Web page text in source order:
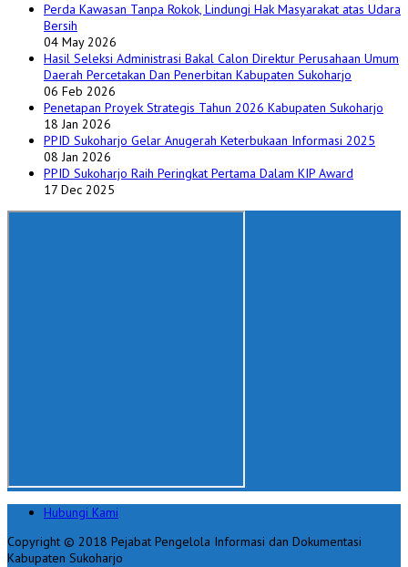
Perda Kawasan Tanpa Rokok, Lindungi Hak Masyarakat atas Udara
Bersih
04 May 2026
Hasil Seleksi Administrasi Bakal Calon Direktur Perusahaan Umum
Daerah Percetakan Dan Penerbitan Kabupaten Sukoharjo
06 Feb 2026
Penetapan Proyek Strategis Tahun 2026 Kabupaten Sukoharjo
18 Jan 2026
PPID Sukoharjo Gelar Anugerah Keterbukaan Informasi 2025
08 Jan 2026
PPID Sukoharjo Raih Peringkat Pertama Dalam KIP Award
17 Dec 2025
Hubungi Kami
Copyright © 2018 Pejabat Pengelola Informasi dan Dokumentasi
Kabupaten Sukoharjo